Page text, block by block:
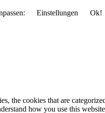
Einstellungen
Ok!
cookies that are
how you use this